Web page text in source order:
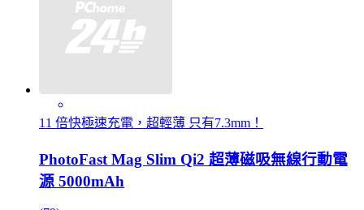
11 倍快極速充電，超輕薄 只有7.3mm！
PhotoFast Mag Slim Qi2 超薄磁吸無線行動電
源 5000mAh